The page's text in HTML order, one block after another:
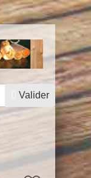
Valider